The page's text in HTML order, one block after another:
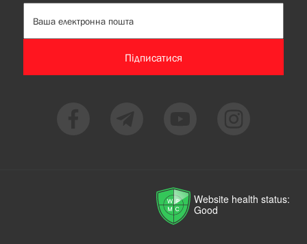
Підписатися
Website health status:
Good